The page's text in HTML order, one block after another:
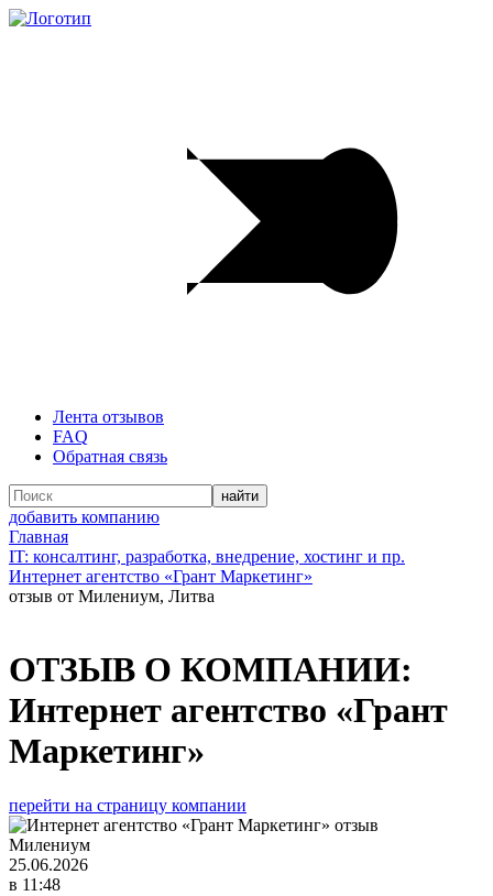
Лента отзывов
FAQ
Обратная связь
добавить компанию
Главная
IT: консалтинг, разработка, внедрение, хостинг и пр.
Интернет агентство «Грант Маркетинг»
отзыв от Милениум, Литва
ОТЗЫВ О КОМПАНИИ:
Интернет агентство «Грант
Маркетинг»
перейти на страницу компании
Милениум
25.06.2026
в 11:48